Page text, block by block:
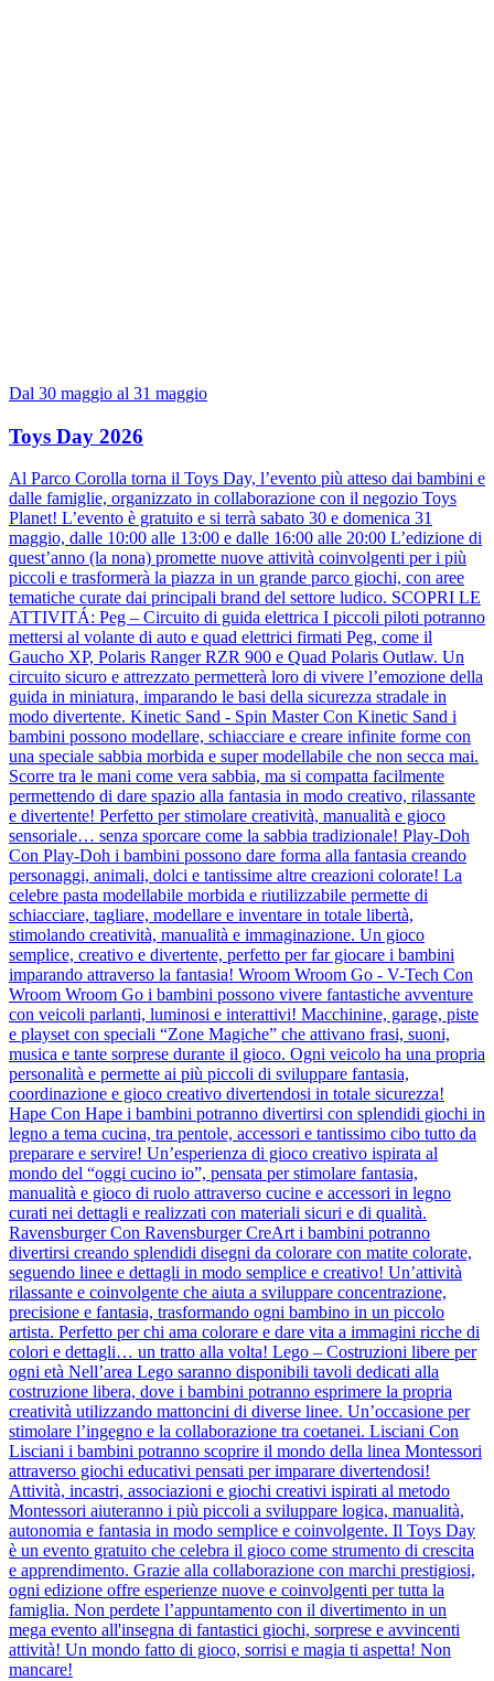
Dal 30 maggio al 31 maggio
Toys Day 2026
Al Parco Corolla torna il Toys Day, l’evento più atteso dai bambini e
dalle famiglie, organizzato in collaborazione con il negozio Toys
Planet! L’evento è gratuito e si terrà sabato 30 e domenica 31
maggio, dalle 10:00 alle 13:00 e dalle 16:00 alle 20:00 L’edizione di
quest’anno (la nona) promette nuove attività coinvolgenti per i più
piccoli e trasformerà la piazza in un grande parco giochi, con aree
tematiche curate dai principali brand del settore ludico. SCOPRI LE
ATTIVITÁ: Peg – Circuito di guida elettrica I piccoli piloti potranno
mettersi al volante di auto e quad elettrici firmati Peg, come il
Gaucho XP, Polaris Ranger RZR 900 e Quad Polaris Outlaw. Un
circuito sicuro e attrezzato permetterà loro di vivere l’emozione della
guida in miniatura, imparando le basi della sicurezza stradale in
modo divertente. Kinetic Sand - Spin Master Con Kinetic Sand i
bambini possono modellare, schiacciare e creare infinite forme con
una speciale sabbia morbida e super modellabile che non secca mai.
Scorre tra le mani come vera sabbia, ma si compatta facilmente
permettendo di dare spazio alla fantasia in modo creativo, rilassante
e divertente! Perfetto per stimolare creatività, manualità e gioco
sensoriale… senza sporcare come la sabbia tradizionale! Play-Doh
Con Play-Doh i bambini possono dare forma alla fantasia creando
personaggi, animali, dolci e tantissime altre creazioni colorate! La
celebre pasta modellabile morbida e riutilizzabile permette di
schiacciare, tagliare, modellare e inventare in totale libertà,
stimolando creatività, manualità e immaginazione. Un gioco
semplice, creativo e divertente, perfetto per far giocare i bambini
imparando attraverso la fantasia! Wroom Wroom Go - V-Tech Con
Wroom Wroom Go i bambini possono vivere fantastiche avventure
con veicoli parlanti, luminosi e interattivi! Macchinine, garage, piste
e playset con speciali “Zone Magiche” che attivano frasi, suoni,
musica e tante sorprese durante il gioco. Ogni veicolo ha una propria
personalità e permette ai più piccoli di sviluppare fantasia,
coordinazione e gioco creativo divertendosi in totale sicurezza!
Hape Con Hape i bambini potranno divertirsi con splendidi giochi in
legno a tema cucina, tra pentole, accessori e tantissimo cibo tutto da
preparare e servire! Un’esperienza di gioco creativo ispirata al
mondo del “oggi cucino io”, pensata per stimolare fantasia,
manualità e gioco di ruolo attraverso cucine e accessori in legno
curati nei dettagli e realizzati con materiali sicuri e di qualità.
Ravensburger Con Ravensburger CreArt i bambini potranno
divertirsi creando splendidi disegni da colorare con matite colorate,
seguendo linee e dettagli in modo semplice e creativo! Un’attività
rilassante e coinvolgente che aiuta a sviluppare concentrazione,
precisione e fantasia, trasformando ogni bambino in un piccolo
artista. Perfetto per chi ama colorare e dare vita a immagini ricche di
colori e dettagli… un tratto alla volta! Lego – Costruzioni libere per
ogni età Nell’area Lego saranno disponibili tavoli dedicati alla
costruzione libera, dove i bambini potranno esprimere la propria
creatività utilizzando mattoncini di diverse linee. Un’occasione per
stimolare l’ingegno e la collaborazione tra coetanei. Lisciani Con
Lisciani i bambini potranno scoprire il mondo della linea Montessori
attraverso giochi educativi pensati per imparare divertendosi!
Attività, incastri, associazioni e giochi creativi ispirati al metodo
Montessori aiuteranno i più piccoli a sviluppare logica, manualità,
autonomia e fantasia in modo semplice e coinvolgente. Il Toys Day
è un evento gratuito che celebra il gioco come strumento di crescita
e apprendimento. Grazie alla collaborazione con marchi prestigiosi,
ogni edizione offre esperienze nuove e coinvolgenti per tutta la
famiglia. Non perdete l’appuntamento con il divertimento in un
mega evento all'insegna di fantastici giochi, sorprese e avvincenti
attività! Un mondo fatto di gioco, sorrisi e magia ti aspetta! Non
mancare!